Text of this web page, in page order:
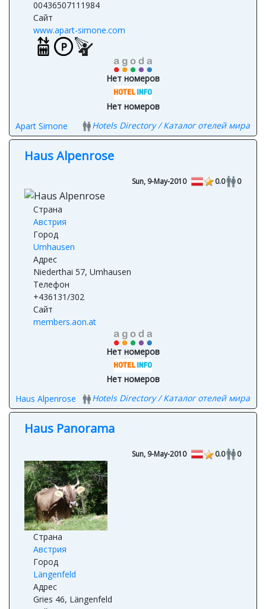
Телефон
00436507111984
Сайт
www.apart-simone.com
Нет номеров
Apart Simone
Hotels Directory / Каталог отелей мира
Haus Alpenrose
Страна
Австрия
Город
Umhausen
Адрес
Niederthai 57, Umhausen
Телефон
+436131/302
Сайт
Нет номеров
Haus Alpenrose
Hotels Directory / Каталог отелей мира
Страна
Австрия
Город
Längenfeld
Адрес